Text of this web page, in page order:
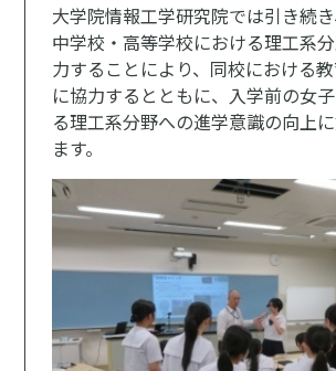
大学院情報工学研究院では引き続
中学校・高等学校における理工系
力することにより、同校における
に協力するとともに、入学前の女
る理工系分野への進学意識の向上
ます。